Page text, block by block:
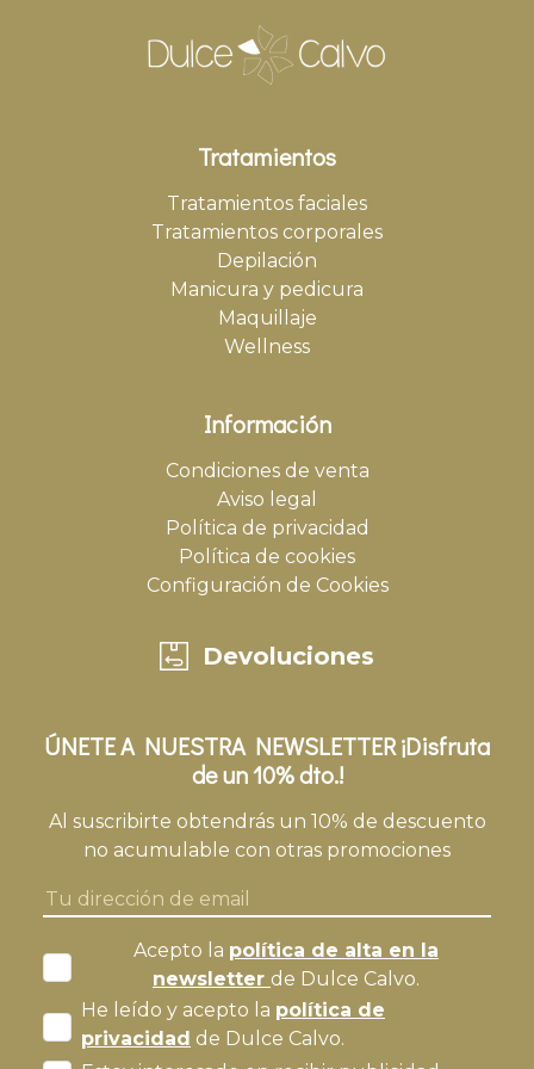
Tratamientos
Tratamientos faciales
Tratamientos corporales
Depilación
Manicura y pedicura
Maquillaje
Wellness
Información
Condiciones de venta
Aviso legal
Política de privacidad
Política de cookies
Configuración de Cookies
Devoluciones
ÚNETE A NUESTRA NEWSLETTER ¡Disfruta
de un 10% dto.!
Al suscribirte obtendrás un 10% de descuento
no acumulable con otras promociones
Acepto la política de alta en la
newsletter de Dulce Calvo.
He leído y acepto la política de
privacidad de Dulce Calvo.